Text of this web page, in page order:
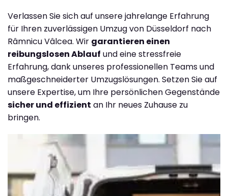
Verlassen Sie sich auf unsere jahrelange Erfahrung
für Ihren zuverlässigen Umzug von Düsseldorf nach
Râmnicu Vâlcea. Wir garantieren einen
reibungslosen Ablauf und eine stressfreie
Erfahrung, dank unseres professionellen Teams und
maßgeschneiderter Umzugslösungen. Setzen Sie auf
unsere Expertise, um Ihre persönlichen Gegenstände
sicher und effizient an Ihr neues Zuhause zu
bringen.